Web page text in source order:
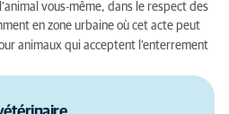
vous-même, dans le respect des
en zone urbaine où cet acte peut
animaux qui acceptent l’enterrement